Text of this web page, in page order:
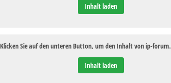
Inhalt laden
Klicken Sie auf den unteren Button, um den Inhalt von ip-
Inhalt laden